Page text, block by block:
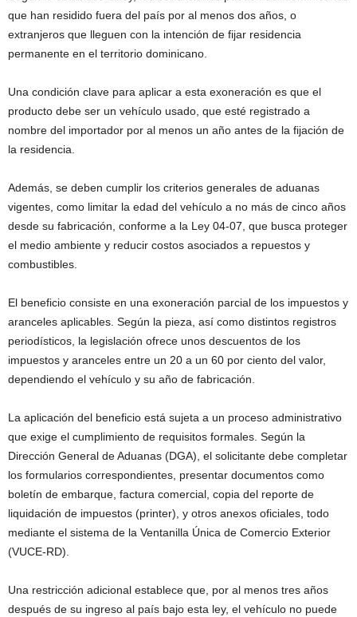
que han residido fuera del país por al menos dos años, o
extranjeros que lleguen con la intención de fijar residencia
permanente en el territorio dominicano.
Una condición clave para aplicar a esta exoneración es que el
producto debe ser un vehículo usado, que esté registrado a
nombre del importador por al menos un año antes de la fijación de
la residencia.
Además, se deben cumplir los criterios generales de aduanas
vigentes, como limitar la edad del vehículo a no más de cinco años
desde su fabricación, conforme a la Ley 04-07, que busca proteger
el medio ambiente y reducir costos asociados a repuestos y
combustibles.
El beneficio consiste en una exoneración parcial de los impuestos y
aranceles aplicables. Según la pieza, así como distintos registros
periodísticos, la legislación ofrece unos descuentos de los
impuestos y aranceles entre un 20 a un 60 por ciento del valor,
dependiendo el vehículo y su año de fabricación.
La aplicación del beneficio está sujeta a un proceso administrativo
que exige el cumplimiento de requisitos formales. Según la
Dirección General de Aduanas (DGA), el solicitante debe completar
los formularios correspondientes, presentar documentos como
boletín de embarque, factura comercial, copia del reporte de
liquidación de impuestos (printer), y otros anexos oficiales, todo
mediante el sistema de la Ventanilla Única de Comercio Exterior
(VUCE-RD).
Una restricción adicional establece que, por al menos tres años
después de su ingreso al país bajo esta ley, el vehículo no puede